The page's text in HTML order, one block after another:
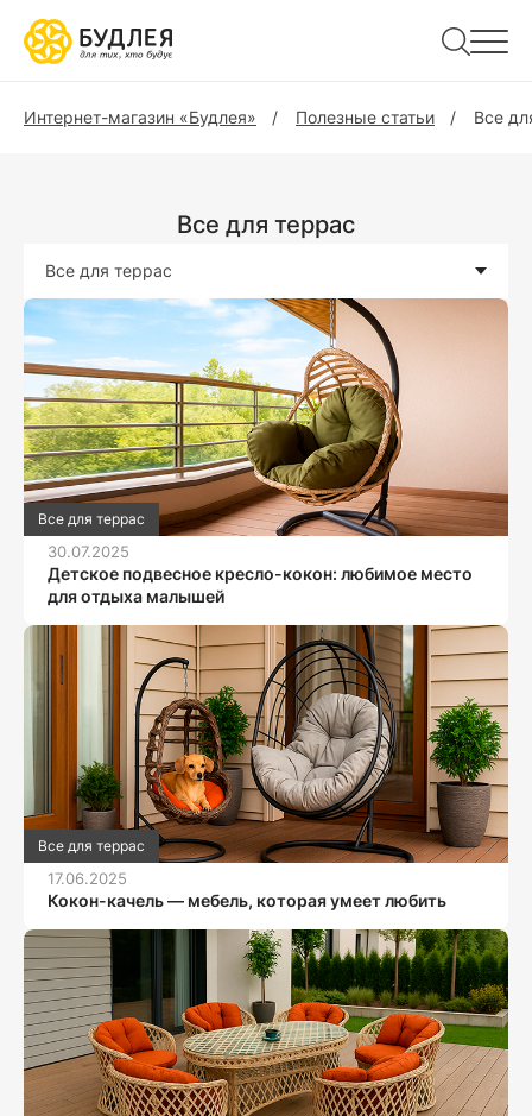
Интернет-магазин «Будлея» Полезные статьи Все
Все для террас
Все для террас
Все для террас
30.07.2025
Детское подвесное кресло-кокон: любимое место
для отдыха малышей
Все для террас
17.06.2025
Кокон-качель — мебель, которая умеет любить